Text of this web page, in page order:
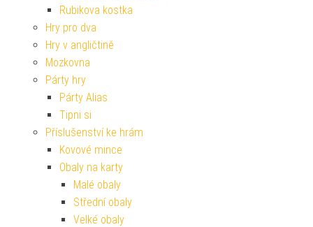
Rubikova kostka
Hry pro dva
Hry v angličtině
Mozkovna
Párty hry
Párty Alias
Tipni si
Příslušenství ke hrám
Kovové mince
Obaly na karty
Malé obaly
Střední obaly
Velké obaly